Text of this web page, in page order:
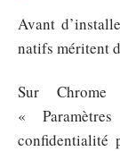
Avant
natifs méritent
Sur
«
confidentialité